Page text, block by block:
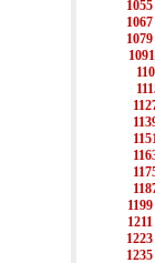
1055
1067
1079
1091
1199
1211
1223
1235